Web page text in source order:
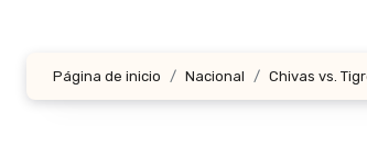
Página de inicio Nacional Chivas vs.